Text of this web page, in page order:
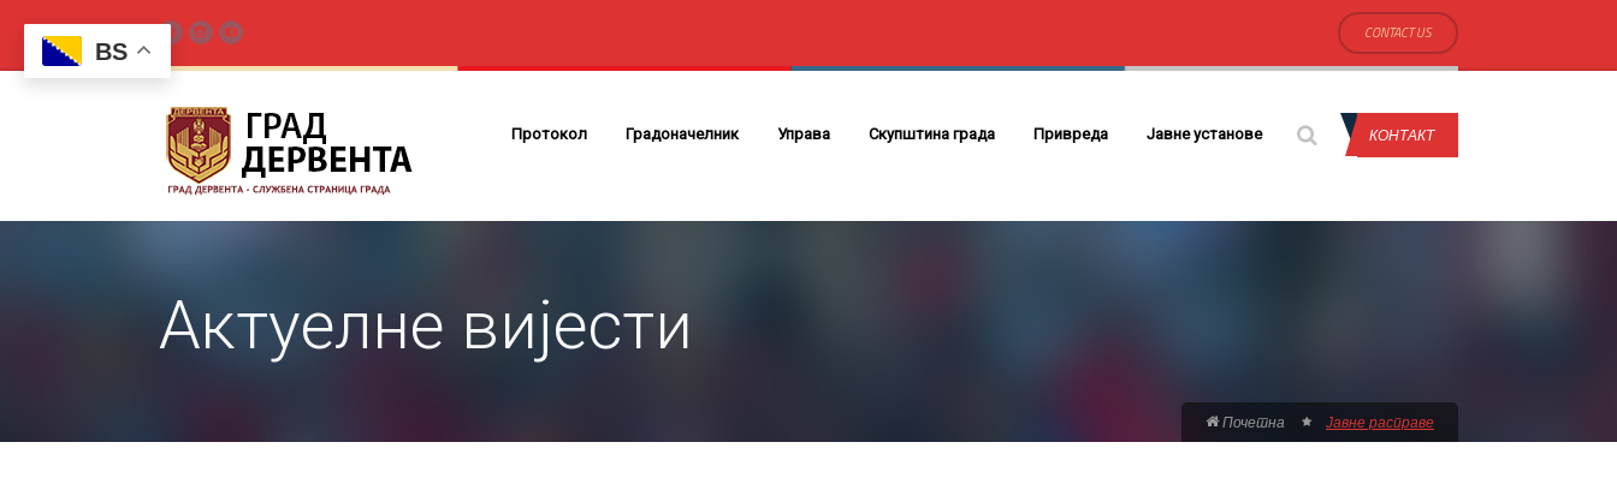
CONTACT US
Протокол Градоначелник Управа Скупштина града Привреда Јавне установе КОНТАКТ
Актуелне вијести
Почетна Јавне расправе
BS